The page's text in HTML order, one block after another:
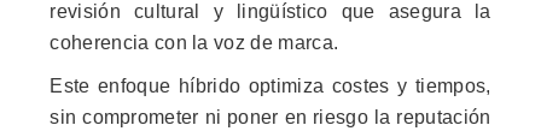
revisión cultural y lingüístico que asegura la
coherencia con la voz de marca.
Este enfoque híbrido optimiza costes y tiempos,
sin comprometer ni poner en riesgo la reputación